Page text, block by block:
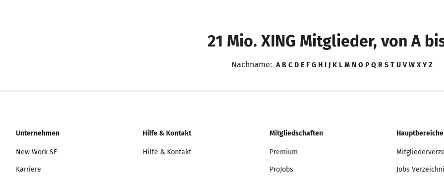
21 Mio. XING Mitglieder, von A
Nachname: A B C D E F G H I J K L M N O P Q R S T U V W X Y Z
Unternehmen
New Work SE
Karriere
Hilfe & Kontakt
Hilfe & Kontakt
Mitgliedschaften
Premium
ProJobs
Hauptbereiche
Jobs